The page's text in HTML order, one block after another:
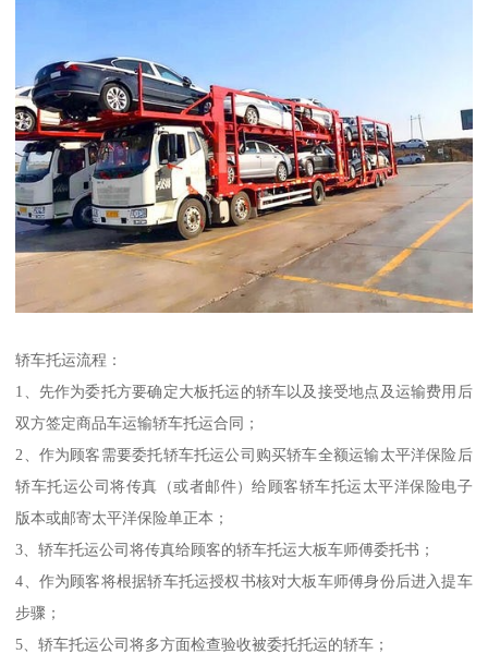
轿车托运流程：
1、先作为委托方要确定大板托运的轿车以及接受地点及运输费用后
双方签定商品车运输轿车托运合同；
2、作为顾客需要委托轿车托运公司购买轿车全额运输太平洋保险后
轿车托运公司将传真（或者邮件）给顾客轿车托运太平洋保险电子
版本或邮寄太平洋保险单正本；
3、轿车托运公司将传真给顾客的轿车托运大板车师傅委托书；
4、作为顾客将根据轿车托运授权书核对大板车师傅身份后进入提车
步骤；
5、轿车托运公司将多方面检查验收被委托托运的轿车；